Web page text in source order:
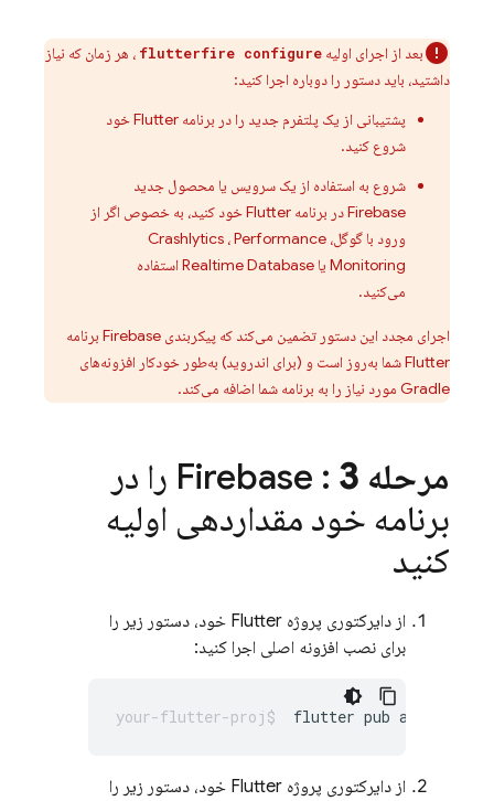
بعد از اجرای اولیه flutterfire configure ، هر زمان که نیاز
داشتید، باید دستور را دوباره اجرا کنید:
پشتیبانی از یک پلتفرم جدید را در برنامه Flutter خود
شروع کنید.
شروع به استفاده از یک سرویس یا محصول جدید
Firebase در برنامه Flutter خود کنید، به خصوص اگر از
ورود با گوگل،
Crashlytics ،Performance
Monitoring یا Realtime Database استفاده
می‌کنید.
اجرای مجدد این دستور تضمین می‌کند که پیکربندی Firebase برنامه
Flutter شما به‌روز است و (برای اندروید) به‌طور خودکار افزونه‌های
Gradle مورد نیاز را به برنامه شما اضافه می‌کند.
مرحله 3
: Firebase را در
برنامه خود مقداردهی اولیه
کنید
از دایرکتوری پروژه Flutter خود، دستور زیر را
برای نصب افزونه اصلی اجرا کنید:
flutter pub add
از دایرکتوری پروژه Flutter خود، دستور زیر را